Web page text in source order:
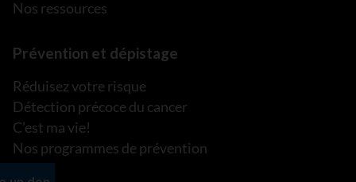
Nos ressources
Prévention et dépistage
Réduisez votre risque
Détection précoce du cancer
C’est ma vie!
Nos programmes de prévention